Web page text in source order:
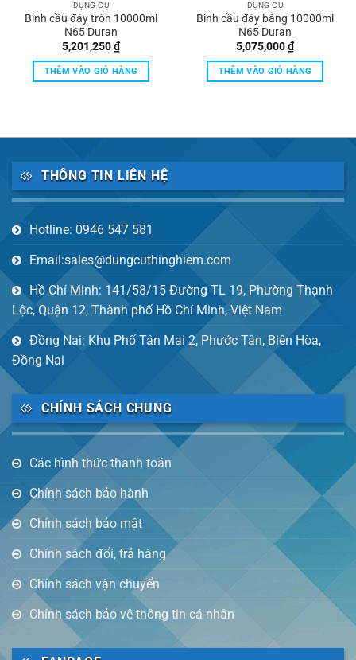
DỤNG CỤ
Bình cầu đáy tròn 10000ml
N65 Duran
5,201,250₫
THÊM VÀO GIỎ HÀNG
DỤNG CỤ
Bình cầu đáy bằng 10000ml
N65 Duran
5,075,000₫
THÊM VÀO GIỎ HÀNG
THÔNG TIN LIÊN HỆ
Hotline: 0946 547 581
Email:sales@dungcuthinghiem.com
Hồ Chí Minh: 141/58/15 Đường TL 19, Phường Thạnh
Lộc, Quận 12, Thành phố Hồ Chí Minh, Việt Nam
Đồng Nai: Khu Phố Tân Mai 2, Phước Tân, Biên Hòa,
Đồng Nai
CHÍNH SÁCH CHUNG
Các hình thức thanh toán
Chính sách bảo hành
Chính sách bảo mật
Chính sách đổi, trả hàng
Chính sách vận chuyển
Chính sách bảo vệ thông tin cá nhân